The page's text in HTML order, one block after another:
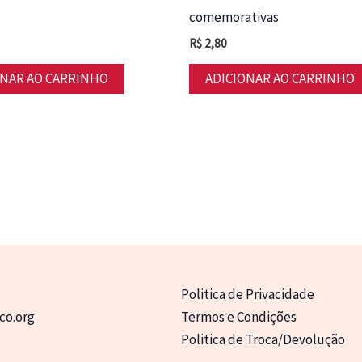
AO CARRINHO
comemorativas
R$ 2,80
ADICIONAR AO CARRINHO
Politica de Privacidade
Termos e Condições
Politica de Troca/Devolução